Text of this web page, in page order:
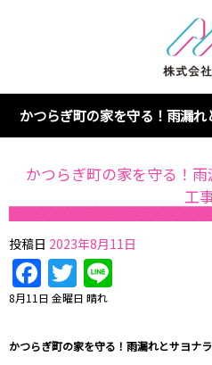
かつらぎ町の家を守る！雨漏
かつらぎ町の家を守る！
工
投稿日 2023年8月11日
Facebook
Twitter
8月11日 金曜日 晴れ
かつらぎ町の家を守る！雨漏れとサヨナ